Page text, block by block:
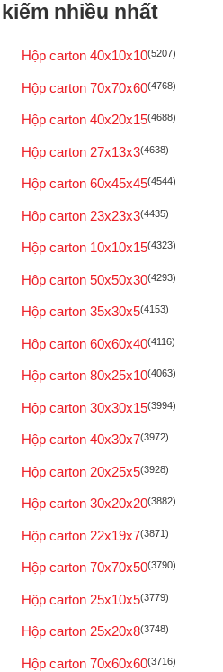
nhiều nhất
Hộp carton 40x10x10(5207)
Hộp carton 70x70x60(4768)
Hộp carton 40x20x15(4688)
Hộp carton 27x13x3(4638)
Hộp carton 60x45x45(4544)
Hộp carton 23x23x3(4435)
Hộp carton 10x10x15(4323)
Hộp carton 50x50x30(4293)
Hộp carton 35x30x5(4153)
Hộp carton 60x60x40(4116)
Hộp carton 80x25x10(4063)
Hộp carton 30x30x15(3994)
Hộp carton 40x30x7(3972)
Hộp carton 20x25x5(3928)
Hộp carton 30x20x20(3882)
Hộp carton 22x19x7(3871)
Hộp carton 70x70x50(3790)
Hộp carton 25x10x5(3779)
Hộp carton 25x20x8(3748)
Hộp carton 70x60x60(3716)